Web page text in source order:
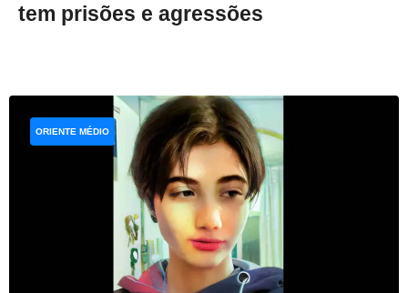
tem prisões e agressões
ORIENTE MÉDIO